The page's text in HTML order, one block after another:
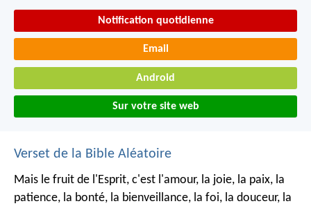
Notification quotidienne
Email
Android
Sur votre site web
Verset de la Bible Aléatoire
Mais le fruit de l'Esprit, c'est l'amour, la joie, la paix, la
patience, la bonté, la bienveillance, la foi, la douceur, la